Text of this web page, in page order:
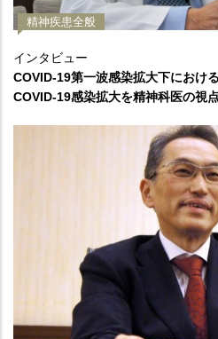
精神疾患全般
インタビュー
COVID-19第一波感染拡大下におけ
COVID-19感染拡大を精神科医の